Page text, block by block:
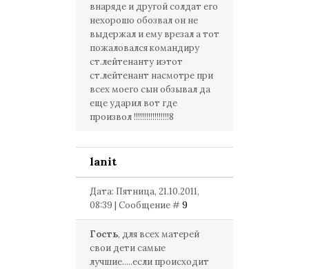
внаряде и другой солдат его
нехорошо обозвал он не
выдержал и ему врезал а тот
пожаловался командиру
ст.лейтенанту иэтот
ст.лейтенант насмотре при
всех моего сын обзывал да
еще ударил вот где
произвол !!!!!!!!!!!!!!!!!8
lanit
Дата: Пятница, 21.10.2011,
08:39 | Сообщение #9
Гость, для всех матерей
свои дети самые
лучшие.....если происходит